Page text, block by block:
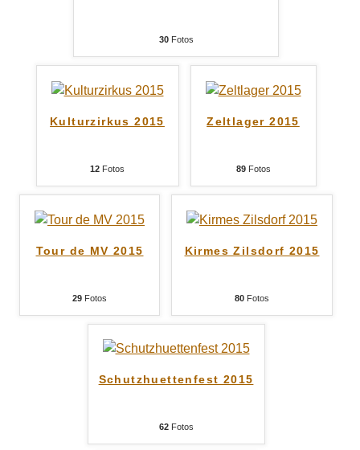
30Fotos
Kulturzirkus 2015
12 Fotos
Zeltlager 2015
89Fotos
Tour de MV 2015
29 Fotos
Kirmes Zilsdorf 2015
80 Fotos
Schutzhuettenfest 2015
62Fotos